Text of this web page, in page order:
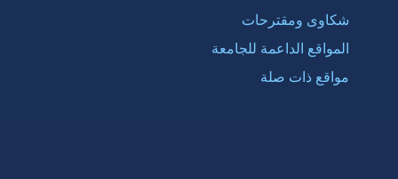
شكاوى ومقترحات
المواقع الداعمة للجامعة
مواقع ذات صلة